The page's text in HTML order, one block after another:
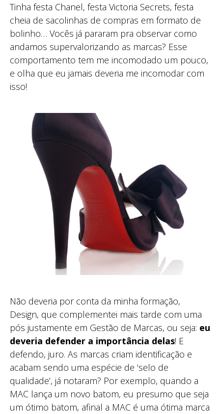
Tinha festa Chanel, festa Victoria Secrets, festa
cheia de sacolinhas de compras em formato de
bolinho… Vocês já pararam pra observar como
andamos supervalorizando as marcas? Esse
comportamento tem me incomodado um pouco,
e olha que eu jamais deveria me incomodar com
isso!
Não deveria por conta da minha formação,
Design, que complementei mais tarde com uma
pós justamente em Gestão de Marcas, ou seja: eu
deveria defender a importância delas! E
defendo, juro. As marcas criam identificação e
acabam sendo uma espécie de ‘selo de
qualidade’, já notaram? Por exemplo, quando a
MAC lança um novo batom, eu presumo que seja
um ótimo batom, afinal a MAC é uma ótima marca